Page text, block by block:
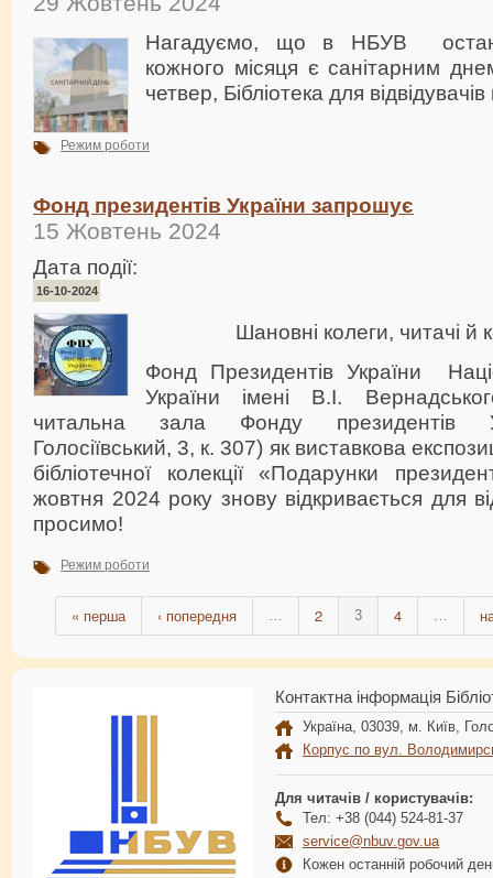
Нагадуємо, що в НБУВ
кожного місяця є санітарним
четвер, Бібліотека для
Режим роботи
Фонд президентів України запрошує
15 Жовтень 2024
Дата події:
16-10-2024
Шановні колеги, читачі й
Фонд Президентів України
України імені В.І.
читальна зала Фонду президентів
Голосіївський, 3, к. 307) як виставкова
бібліотечної колекції «Подарунки
жовтня 2024 року знову відкривається для
просимо!
Режим роботи
« перша ‹ попередня 2 3 4
Контактна інформація
Україна, 03039, м. Київ,
Корпус по вул.
Для читачів / користувачів:
Тел: +38 (044) 524-81-37
service@nbuv.gov.ua
Кожен останній робочий